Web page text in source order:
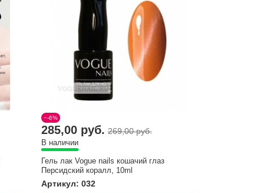
−-6%
285,00 руб. 269,00 руб.
В наличии
Гель лак Vogue nails кошачий глаз
Персидский коралл, 10ml
Артикул: 032